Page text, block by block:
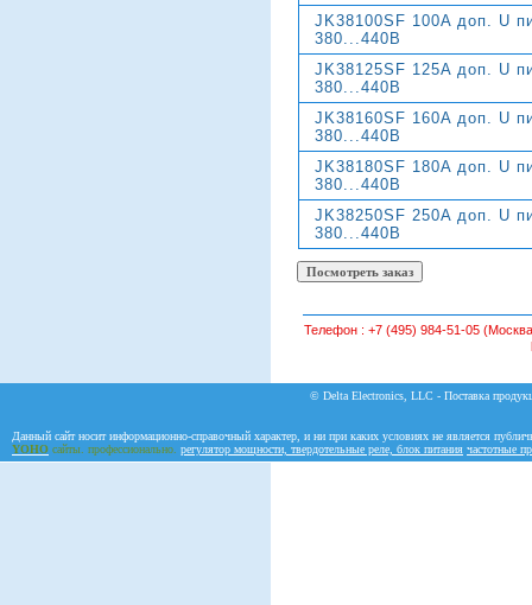
JK38100SF 100A доп. U
380...440В
JK38125SF 125A доп. U
380...440В
JK38160SF 160A доп. U
380...440В
JK38180SF 180A доп. U
380...440В
JK38250SF 250A доп. U
380...440В
Телефон :+7 (495) 984-51-05
© Delta Electronics, LLC - Поставка
Данный сайт носит информационно-справочный характер, и ни при каких условиях не является
YOHO сайты. профессионально. регулятор мощности, твердотельные реле, блок питания частотные